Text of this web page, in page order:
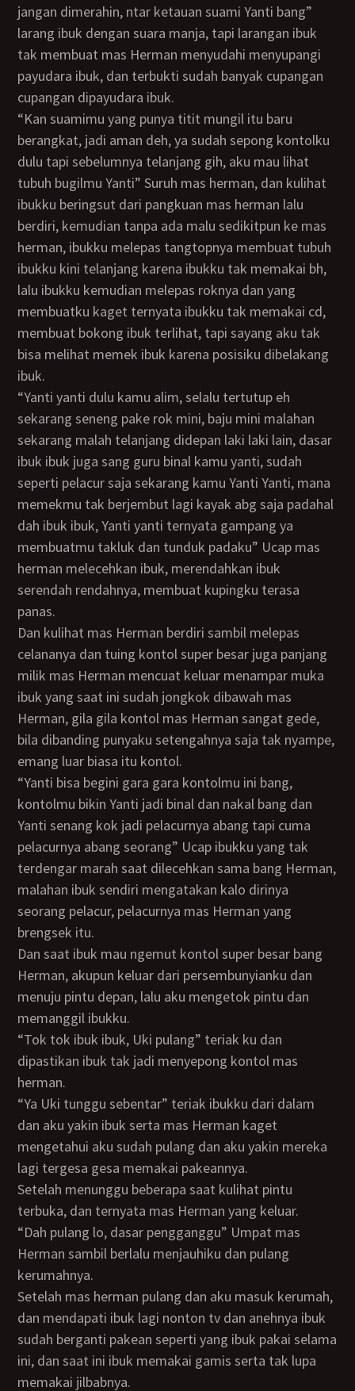
jangan dimerahin, ntar ketauan suami Yanti bang”
larang ibuk dengan suara manja, tapi larangan ibuk
tak membuat mas Herman menyudahi menyupangi
payudara ibuk, dan terbukti sudah banyak cupangan
cupangan dipayudara ibuk.
“kan suamimu yang punya titit mungil itu baru
berangkat, jadi aman deh, ya sudah sepong kontolku
dulu tapi sebelumnya telanjang gih, aku mau lihat
tubuh bugilmu Yanti” Suruh mas herman, dan kulihat
ibukku beringsut dari pangkuan mas herman lalu
berdiri, kemudian tanpa ada malu sedikitpun ke mas
herman, ibukku melepas tangtopnya membuat tubuh
ibukku kini telanjang karena ibukku tak memakai bh,
lalu ibukku kemudian melepas roknya dan yang
membuatku kaget ternyata ibukku tak memakai cd,
membuat bokong ibuk terlihat, tapi sayang aku tak
bisa melihat memek ibuk karena posisiku dibelakang
ibuk.
“Yanti yanti dulu kamu alim, selalu tertutup eh
sekarang seneng pake rok mini, baju mini malahan
sekarang malah telanjang didepan laki laki lain, dasar
ibuk ibuk juga sang guru binal kamu yanti, sudah
seperti pelacur saja sekarang kamu Yanti Yanti, mana
memekmu tak berjembut lagi kayak abg saja padahal
dah ibuk ibuk, Yanti yanti ternyata gampang ya
membuatmu takluk dan tunduk padaku” Ucap mas
herman melecehkan ibuk, merendahkan ibuk
serendah rendahnya, membuat kupingku terasa
panas.
dan kulihat mas Herman berdiri sambil melepas
celananya dan tuing kontol super besar juga panjang
milik mas Herman mencuat keluar menampar muka
ibuk yang saat ini sudah jongkok dibawah mas
Herman, gila gila kontol mas Herman sangat gede,
bila dibanding punyaku setengahnya saja tak nyampe,
emang luar biasa itu kontol.
“Yanti bisa begini gara gara kontolmu ini bang,
kontolmu bikin Yanti jadi binal dan nakal bang dan
Yanti senang kok jadi pelacurnya abang tapi cuma
pelacurnya abang seorang” Ucap ibukku yang tak
terdengar marah saat dilecehkan sama bang Herman,
malahan ibuk sendiri mengatakan kalo dirinya
seorang pelacur, pelacurnya mas Herman yang
brengsek itu.
Dan saat ibuk mau ngemut kontol super besar bang
Herman, akupun keluar dari persembunyianku dan
menuju pintu depan, lalu aku mengetok pintu dan
memanggil ibukku.
“Tok tok ibuk ibuk, Uki pulang” teriak ku dan
dipastikan ibuk tak jadi menyepong kontol mas
herman.
“Ya Uki tunggu sebentar” teriak ibukku dari dalam
dan aku yakin ibuk serta mas Herman kaget
mengetahui aku sudah pulang dan aku yakin mereka
lagi tergesa gesa memakai pakeannya.
Setelah menunggu beberapa saat kulihat pintu
terbuka, dan ternyata mas Herman yang keluar.
“Dah pulang lo, dasar pengganggu” Umpat mas
Herman sambil berlalu menjauhiku dan pulang
kerumahnya.
Setelah mas herman pulang dan aku masuk kerumah,
dan mendapati ibuk lagi nonton tv dan anehnya ibuk
sudah berganti pakean seperti yang ibuk pakai selama
ini, dan saat ini ibuk memakai gamis serta tak lupa
memakai jilbabnya.